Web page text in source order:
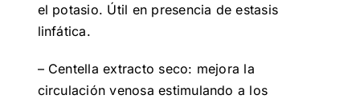
el potasio. Útil en presencia de estasis
linfática.
– Centella extracto seco: mejora la
circulación venosa estimulando a los